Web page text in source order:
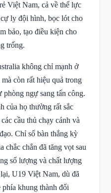
Việt Nam, cả về thể lực
ly đội hình, bọc lót cho
bảo, tạo điều kiện cho
trống.
không chỉ mạnh ở
còn rất hiệu quả trong
ngự sang tấn công.
của họ thường rất sắc
cầu thủ chạy cánh và
Chỉ số bàn thắng kỳ
chắc chắn đã tăng vọt sau
số lượng và chất lượng
U19 Việt Nam, dù đã
phía khung thành đối